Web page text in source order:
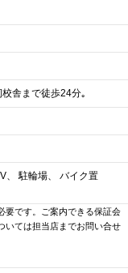
舎まで徒歩24分｡
、 駐輪場、 バイク置
要です。ご案内できる保証会
いては担当店までお問い合せ